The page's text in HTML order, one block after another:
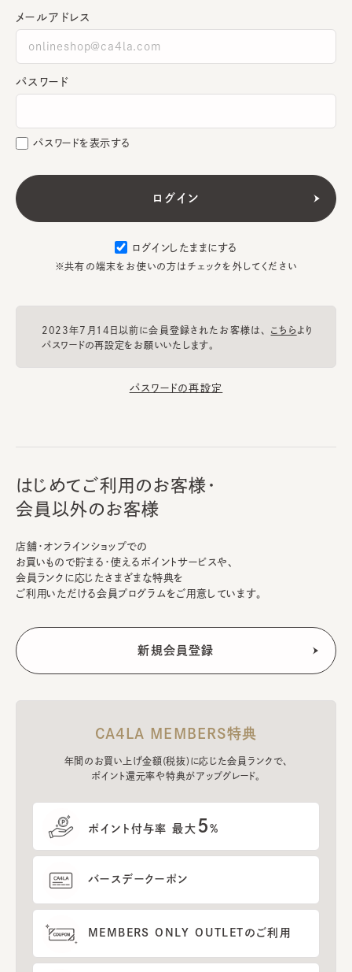
メールアドレス
パスワード
パスワードを表示する
ログインしたままにする
※共有の端末をお使いの方はチェックを外してください
2023年7月14日以前に会員登録されたお客様は、 こちらより
パスワードの再設定をお願いいたします。
パスワードの再設定
はじめてご利用のお客様・
会員以外のお客様
店舗・オンラインショップでの
お買いもので貯まる・使えるポイントサービスや、
会員ランクに応じたさまざまな特典を
ご利用いただける会員プログラムをご用意しています。
CA4LA MEMBERS特典
年間のお買い上げ金額(税抜)に応じた会員ランクで、
ポイント還元率や特典がアップグレード。
ポイント付与率 最大 5%
バースデークーポン
MEMBERS ONLY OUTLETのご利用